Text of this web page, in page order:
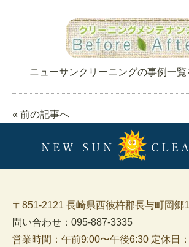
ニューサンクリーニングの事例一覧
« 前の記事へ
〒851-2121 長崎県西彼杵郡長与町岡郷
問い合わせ：095-887-3335
営業時間：午前9:00〜午後6:30 定休日